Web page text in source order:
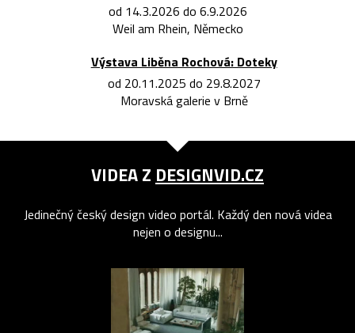
od 14.3.2026 do 6.9.2026
Weil am Rhein, Německo
Výstava Liběna Rochová: Doteky
od 20.11.2025 do 29.8.2027
Moravská galerie v Brně
VIDEA Z DESIGNVID.CZ
Jedinečný český design video portál. Každý den nová videa
nejen o designu...